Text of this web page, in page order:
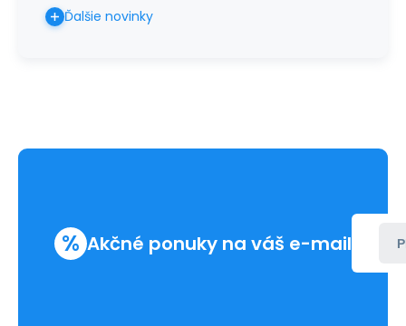
Ďalšie novinky
% Akčné ponuky na váš e-mail